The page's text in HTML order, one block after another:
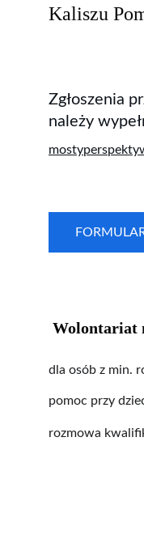
Wolontariat
dla osób z min.
pomoc przy
rozmowa
Kaliszu
Zgłoszenia
należy